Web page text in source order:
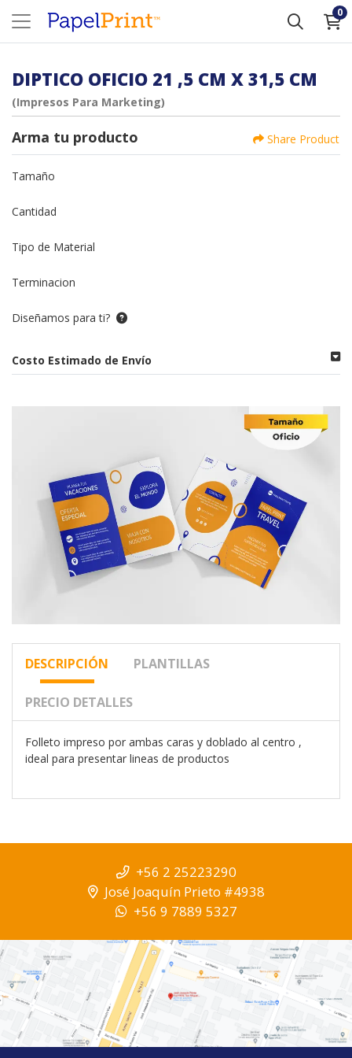
0
DIPTICO OFICIO 21 ,5 CM X 31,5 CM
(Impresos Para Marketing)
Arma tu producto Share Product
Tamaño
Cantidad
Tipo de Material
Terminacion
Diseñamos para ti?
Costo Estimado de Envío
DESCRIPCIÓN PLANTILLAS
PRECIO DETALLES
Folleto impreso por ambas caras y doblado al centro ,
ideal para presentar lineas de productos
+56 2 25223290
José Joaquín Prieto #4938
+56 9 7889 5327